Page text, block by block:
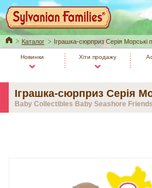
HomeКаталог Іграшка-сюрприз Серія Морські
Новинки Хіти продажу
Іграшка-сюрприз Серія
Baby Collectibles Baby Seashore